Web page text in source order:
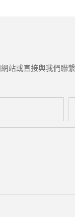
站或直接與我們聯